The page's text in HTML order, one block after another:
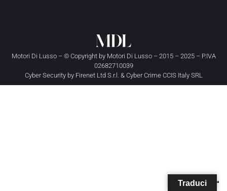
Motori Di Lusso – © Copyright by Motori Di Lusso– 2015 – 2025 – P.IVA
02682710039
Cyber Security by Firenet Ltd S.r.l. & Cyber Crime CCIS Italy SRL
Traduci